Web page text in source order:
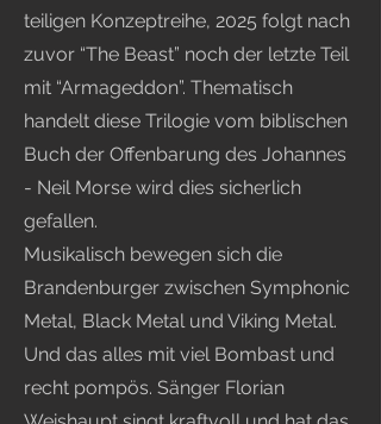
teiligen Konzeptreihe, 2025 folgt nach
zuvor “The Beast” noch der letzte Teil
mit “Armageddon”. Thematisch
handelt diese Trilogie vom biblischen
Buch der Offenbarung des Johannes
- Neil Morse wird dies sicherlich
gefallen.
Musikalisch bewegen sich die
Brandenburger zwischen Symphonic
Metal, Black Metal und Viking Metal.
Und das alles mit viel Bombast und
recht pompös. Sänger Florian